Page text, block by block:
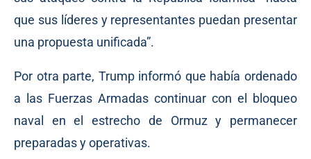
que sus líderes y representantes puedan presentar
una propuesta unificada”.
Por otra parte, Trump informó que había ordenado
a las Fuerzas Armadas continuar con el bloqueo
naval en el estrecho de Ormuz y permanecer
preparadas y operativas.